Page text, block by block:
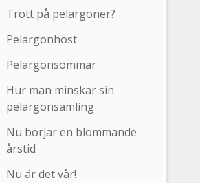
Trött på pelargoner?
Pelargonhöst
Pelargonsommar
Hur man minskar sin
pelargonsamling
Nu börjar en blommande
årstid
Nu är det vår!